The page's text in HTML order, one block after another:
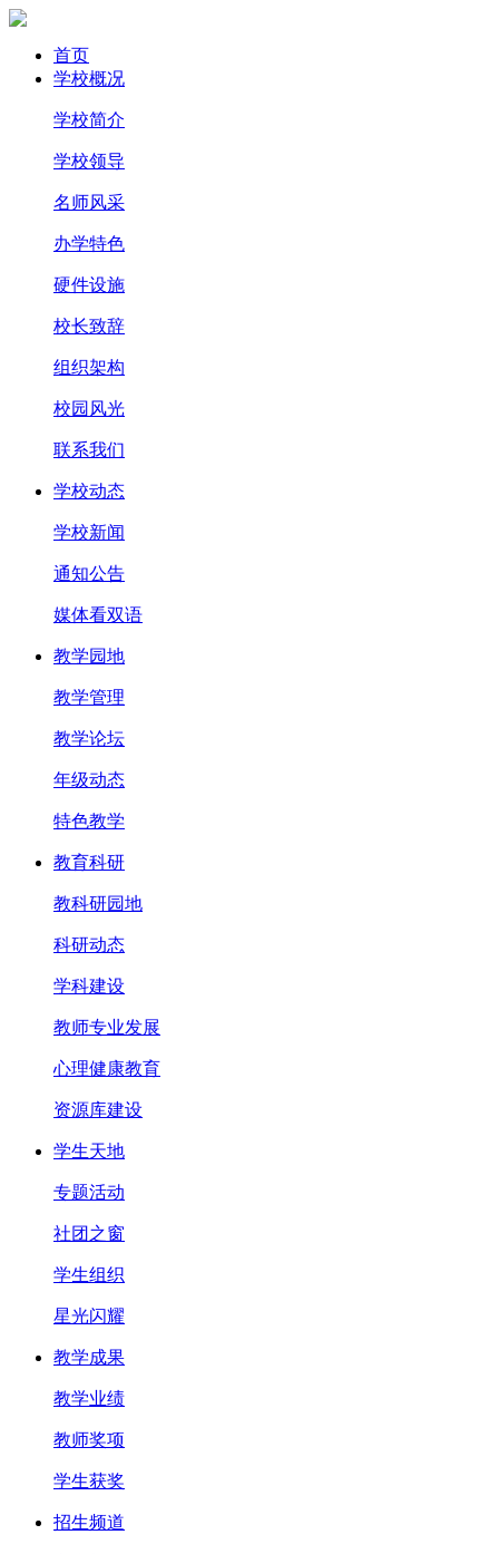
首页
学校概况
学校简介
学校领导
名师风采
办学特色
硬件设施
校长致辞
组织架构
校园风光
联系我们
学校动态
学校新闻
通知公告
媒体看双语
教学园地
教学管理
教学论坛
年级动态
特色教学
教育科研
教科研园地
科研动态
学科建设
教师专业发展
心理健康教育
资源库建设
学生天地
专题活动
社团之窗
学生组织
星光闪耀
教学成果
教学业绩
教师奖项
学生获奖
招生频道